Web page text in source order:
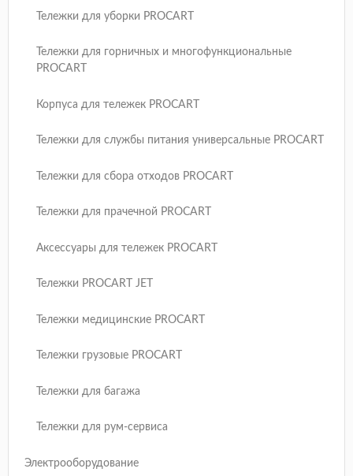
Тележки для уборки PROCART
Тележки для горничных и многофункциональные
PROCART
Корпуса для тележек PROCART
Тележки для службы питания универсальные PROCART
Тележки для сбора отходов PROCART
Тележки для прачечной PROCART
Аксессуары для тележек PROCART
Тележки PROCART JET
Тележки медицинские PROCART
Тележки грузовые PROCART
Тележки для багажа
Тележки для рум-сервиса
Электрооборудование